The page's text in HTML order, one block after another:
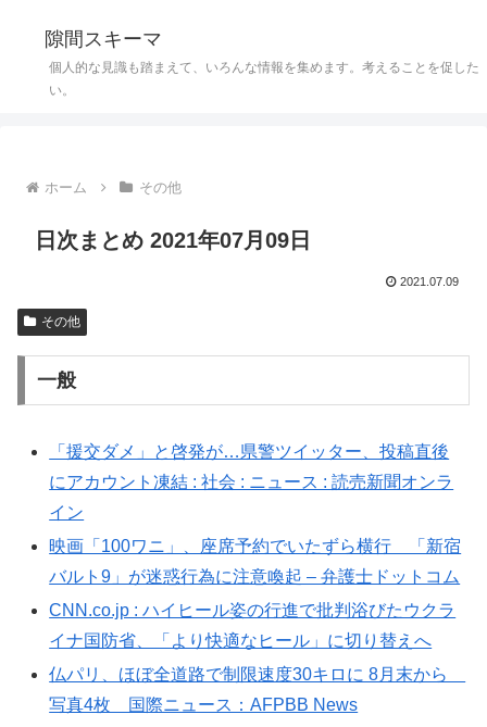
隙間スキーマ
個人的な見識も踏まえて、いろんな情報を集めます。考えることを促した
い。
ホーム その他
日次まとめ 2021年07月09日
2021.07.09
その他
一般
「援交ダメ」と啓発が…県警ツイッター、投稿直後
にアカウント凍結 : 社会 : ニュース : 読売新聞オンラ
イン
映画「100ワニ」、座席予約でいたずら横行 「新宿
バルト9」が迷惑行為に注意喚起 – 弁護士ドットコム
CNN.co.jp : ハイヒール姿の行進で批判浴びたウクラ
イナ国防省、「より快適なヒール」に切り替えへ
仏パリ、ほぼ全道路で制限速度30キロに 8月末から
写真4枚 国際ニュース：AFPBB News